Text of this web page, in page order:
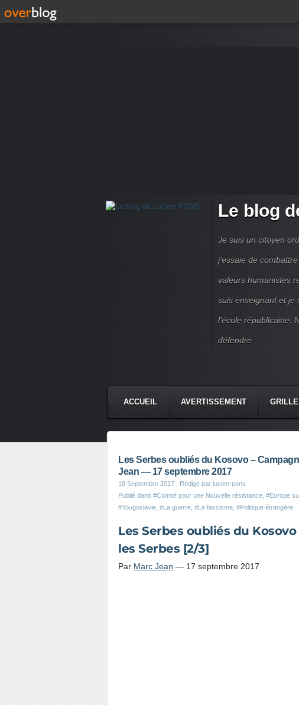
Le blog
Je suis un citoyen
j'essaie de
valeurs humanistes
suis enseignant et je
l’école républicaine.
défendre
ACCUEIL AVERTISSEMENT
Les Serbes oubliés du Kosovo –
Jean — 17 septembre 2017
18 Septembre 2017 , Rédigé par lucien-pons
Publié dans #Comité pour une Nouvelle résistance #Europe
#Yougoslavie #La guerre #Le fascisme #Politique étrangère
Les Serbes oubliés du
les Serbes [2/3]
Par Marc Jean — 17 septembre 2017